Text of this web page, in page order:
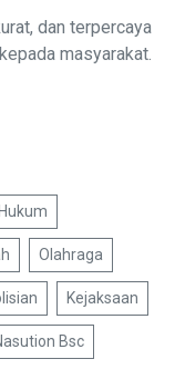
dan terpercaya
masyarakat.
Olahraga
Kejaksaan
Bsc